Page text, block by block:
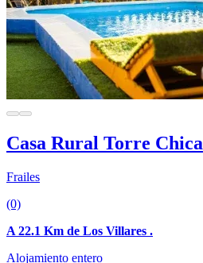
Casa Rural Torre Chica
Frailes
(0)
A 22.1 Km de Los Villares .
Alojamiento entero